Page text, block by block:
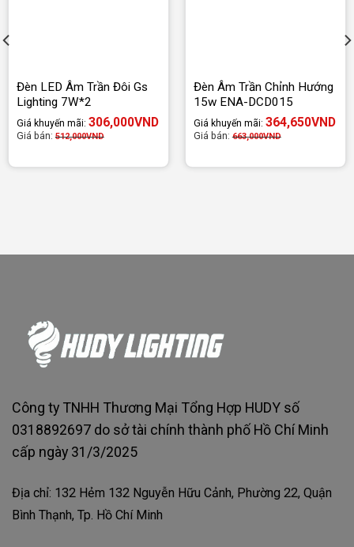
Đèn LED Âm Trần Đôi Gs
Lighting 7W*2
Giá khuyến mãi: 306,000VND
Giá bán:512,000VND
Đèn Âm Trần Chỉnh Hướng
15w ENA-DCD015
Giá khuyến mãi: 364,650VND
Giá bán:663,000VND
Công ty TNHH Thương Mại Tổng Hợp HUDY số
0318892697 do sở tài chính thành phố Hồ Chí Minh
cấp ngày 31/3/2025
Địa chỉ: 132 Hẻm 132 Nguyễn Hữu Cảnh, Phường 22, Quận
Bình Thạnh, Tp. Hồ Chí Minh